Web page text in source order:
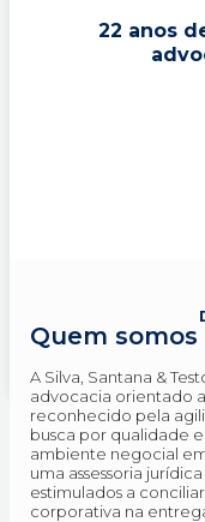
22 anos
Quem somos
A Silva, Santana &
advocacia orientado
reconhecido pela
busca por qualidade
ambiente negocial
uma assessoria
estimulados a
corporativa na